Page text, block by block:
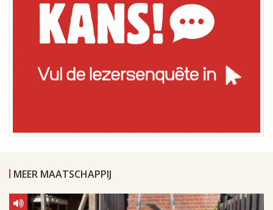
MEER MAATSCHAPPIJ